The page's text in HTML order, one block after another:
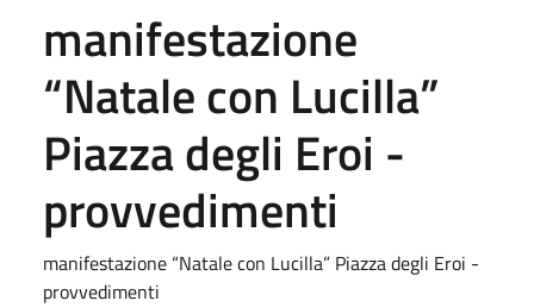
manifestazione
“Natale con Lucilla”
Piazza degli Eroi -
provvedimenti
manifestazione “Natale con Lucilla” Piazza degli Eroi -
provvedimenti